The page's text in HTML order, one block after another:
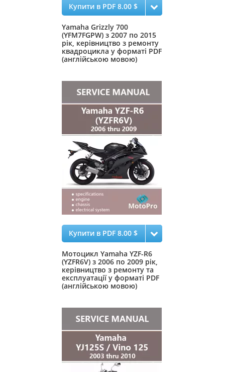
Купити в PDF 8.00 $
Yamaha Grizzly 700
(YFM7FGPW) з 2007 по 2015
рік, керівництво з ремонту
квадроцикла у форматі PDF
(англійською мовою)
Купити в PDF 8.00 $
Мотоцикл Yamaha YZF-R6
(YZFR6V) з 2006 по 2009 рік,
керівництво з ремонту та
експлуатації у форматі PDF
(англійською мовою)